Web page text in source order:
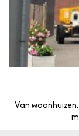
Van